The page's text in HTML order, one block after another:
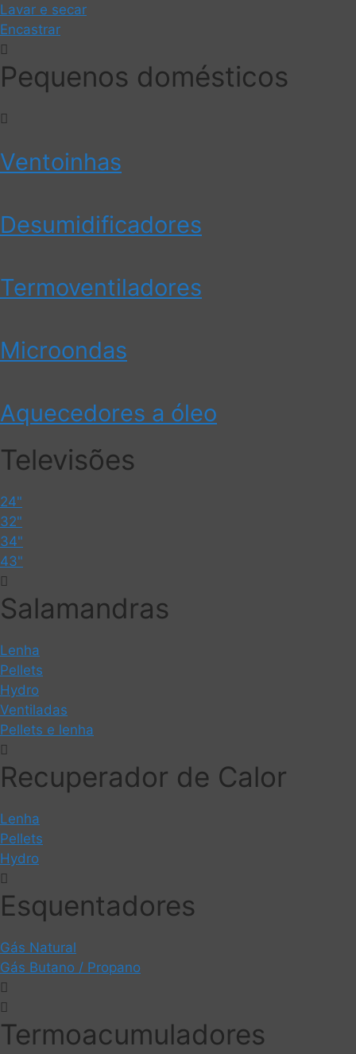
Lavar e secar
Encastrar
Pequenos domésticos
Ventoinhas
Desumidificadores
Termoventiladores
Microondas
Aquecedores a óleo
Televisões
24"
32"
34"
43"
Salamandras
Lenha
Pellets
Hydro
Ventiladas
Pellets e lenha
Recuperador de Calor
Lenha
Pellets
Hydro
Esquentadores
Gás Natural
Gás Butano / Propano
Termoacumuladores